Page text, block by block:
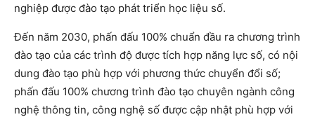
nghiệp được đào tạo phát triển học liệu số.
Đến năm 2030, phấn đấu 100% chuẩn đầu ra chương trình
đào tạo của các trình độ được tích hợp năng lực số, có nội
dung đào tạo phù hợp với phương thức chuyển đổi số;
phấn đấu 100% chương trình đào tạo chuyên ngành công
nghệ thông tin, công nghệ số được cập nhật phù hợp với